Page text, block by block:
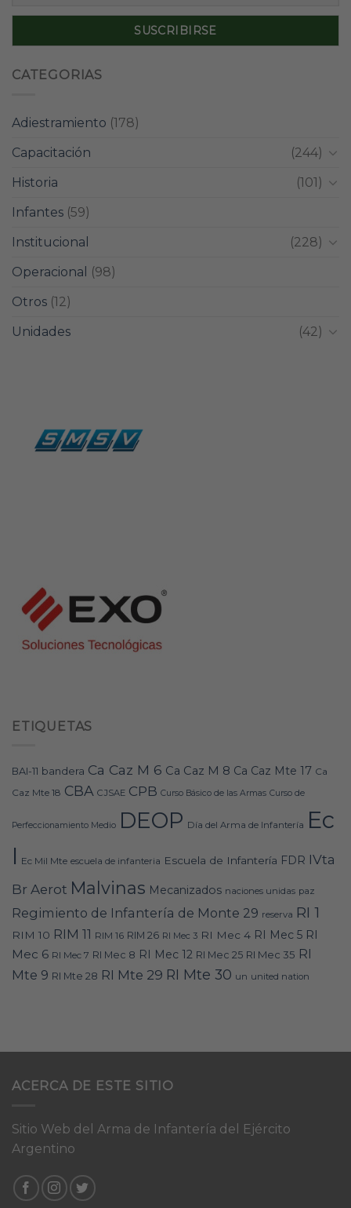
CATEGORIAS
Adiestramiento (178)
Capacitación
(244)
Historia
(101)
Infantes (59)
Institucional
(228)
Operacional
(98)
Otros (12)
Unidades
(42)
ETIQUETAS
BAI-11 bandera Ca Caz M 6 Ca Caz M 8 Ca Caz Mte 17 Ca
Caz Mte 18 CBA CJSAE CPB Curso Básico de las Armas Curso de
Perfeccionamiento Medio DEOP Día del Arma de Infantería Ec
I Ec Mil Mte escuela de infanteria Escuela de Infantería FDR IVta
Br Aerot Malvinas Mecanizados naciones unidas paz
Regimiento de Infantería de Monte 29 reserva RI 1
RIM 10 RIM 11 RIM 16 RIM 26 RI Mec 3 RI Mec 4 RI Mec 5 RI
Mec 6 RI Mec 7 RI Mec 8 RI Mec 12 RI Mec 25 RI Mec 35 RI
Mte 9 RI Mte 28 RI Mte 29 RI Mte 30 un united nation
ACERCA DE ESTE SITIO
Sitio Web del Arma de Infantería del Ejército
Argentino